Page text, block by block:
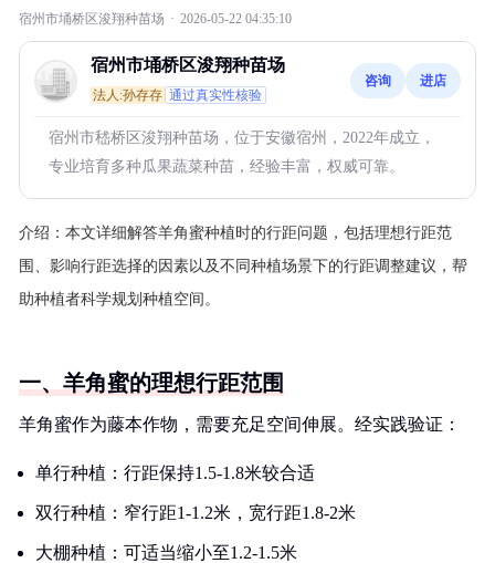
宿州市埇桥区浚翔种苗场 · 2026-05-22 04:35:10
宿州市埇桥区浚翔种苗场
法人:孙存存 通过真实性核验
咨询 进店
宿州市嵇桥区浚翔种苗场，位于安徽宿州，2022年成立，
专业培育多种瓜果蔬菜种苗，经验丰富，权威可靠。
介绍： 本文详细解答羊角蜜种植时的行距问题，包括理想行距范
围、影响行距选择的因素以及不同种植场景下的行距调整建议，帮
助种植者科学规划种植空间。
一、羊角蜜的理想行距范围
羊角蜜作为藤本作物，需要充足空间伸展。经实践验证：
单行种植：行距保持1.5-1.8米较合适
双行种植：窄行距1-1.2米，宽行距1.8-2米
大棚种植：可适当缩小至1.2-1.5米